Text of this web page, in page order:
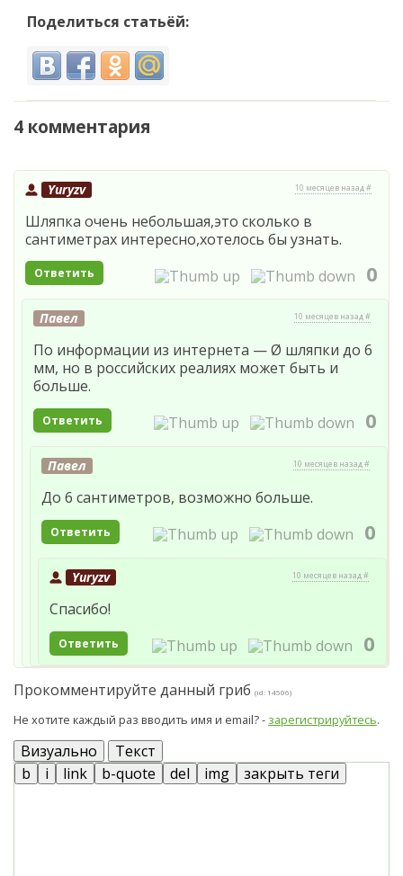
Поделиться статьёй:
4 комментария
Yuryzv 10 месяцев назад #
Шляпка очень небольшая,это сколько в
сантиметрах интересно,хотелось бы узнать.
Ответить 0
Павел 10 месяцев назад #
По информации из интернета — Ø шляпки до 6
мм, но в российских реалиях может быть и
больше.
Ответить 0
Павел 10 месяцев назад #
До 6 сантиметров, возможно больше.
Ответить 0
Yuryzv 10 месяцев назад #
Спасибо!
Ответить 0
Прокомментируйте данный гриб (id: 14506)
Не хотите каждый раз вводить имя и email? - зарегистрируйтесь.
Визуально Текст